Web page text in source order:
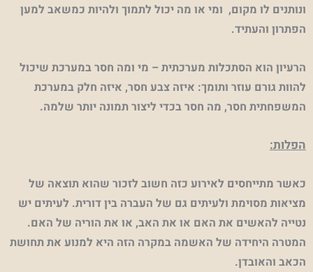
ונותנים לו מקום, ומי או מה יכול לתמוך ולהיות כמשאב למען
הפתרון והעתיד.
הרעיון הוא הסתכלות מערכתית – מי ומה חסר במערכת שיכול
להוות גורם עוזר ותומך: איזה צבע חסר, איזה חלק במערכת
המשפחתית חסר, מה חסר בכדי ליצור תמונה יותר שלמה.
הפלות:
כאשר מתייחסים לאירוע כזה חשוב לזכור שהוא תוצאה של
מציאות מסוימת ולעיתים גם של העברה בין דורית. לעיתים יש
נטייה להאשים את האם או את האב, או את הוריה של האם.
המטרה היחידה של האשמה במקרה הזה היא למנוע את תחושת
הכאב והאובדן.